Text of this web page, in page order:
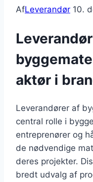
AfLeverandør 10.
aktør i
Leverandører af
central rolle i
entreprenører og
de nødvendige
deres projekter.
bredt udvalg af